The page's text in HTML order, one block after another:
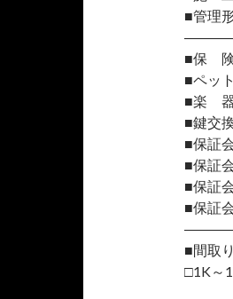
■管理
■保
■ペ
■楽
■鍵交
■保証
■保証
■保証
■保証
■間取り
□1K～